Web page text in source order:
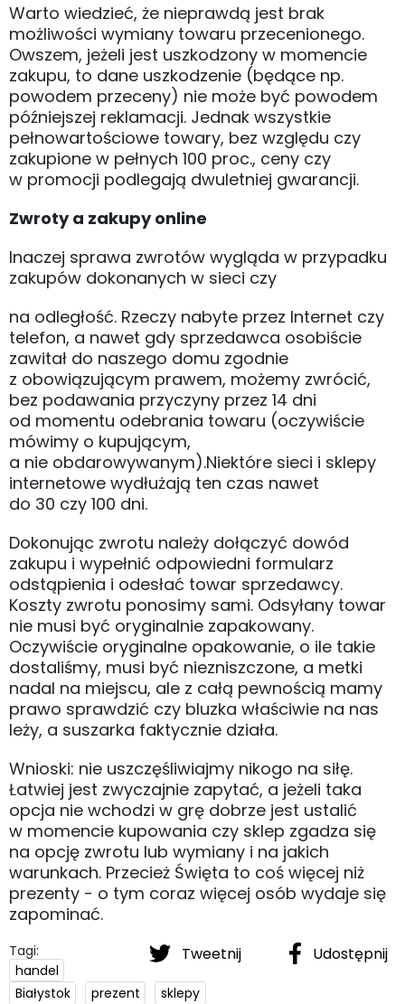
Warto wiedzieć, że nieprawdą jest brak
możliwości wymiany towaru przecenionego.
Owszem, jeżeli jest uszkodzony w momencie
zakupu, to dane uszkodzenie (będące np.
powodem przeceny) nie może być powodem
późniejszej reklamacji. Jednak wszystkie
pełnowartościowe towary, bez względu czy
zakupione w pełnych 100 proc., ceny czy
w promocji podlegają dwuletniej gwarancji.
Zwroty a zakupy online
Inaczej sprawa zwrotów wygląda w przypadku
zakupów dokonanych w sieci czy
na odległość. Rzeczy nabyte przez Internet czy
telefon, a nawet gdy sprzedawca osobiście
zawitał do naszego domu zgodnie
z obowiązującym prawem, możemy zwrócić,
bez podawania przyczyny przez 14 dni
od momentu odebrania towaru (oczywiście
mówimy o kupującym,
a nie obdarowywanym).Niektóre sieci i sklepy
internetowe wydłużają ten czas nawet
do 30 czy 100 dni.
Dokonując zwrotu należy dołączyć dowód
zakupu i wypełnić odpowiedni formularz
odstąpienia i odesłać towar sprzedawcy.
Koszty zwrotu ponosimy sami. Odsyłany towar
nie musi być oryginalnie zapakowany.
Oczywiście oryginalne opakowanie, o ile takie
dostaliśmy, musi być niezniszczone, a metki
nadal na miejscu, ale z całą pewnością mamy
prawo sprawdzić czy bluzka właściwie na nas
leży, a suszarka faktycznie działa.
Wnioski: nie uszczęśliwiajmy nikogo na siłę.
Łatwiej jest zwyczajnie zapytać, a jeżeli taka
opcja nie wchodzi w grę dobrze jest ustalić
w momencie kupowania czy sklep zgadza się
na opcję zwrotu lub wymiany i na jakich
warunkach. Przecież Święta to coś więcej niż
prezenty - o tym coraz więcej osób wydaje się
zapominać.
Tweetnij Udostępnij
Tagi:
handel
Białystok
prezent sklepy